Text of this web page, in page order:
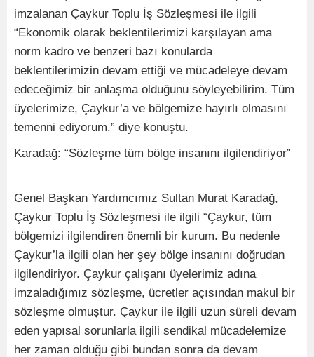
imzalanan Çaykur Toplu İş Sözleşmesi ile ilgili
“Ekonomik olarak beklentilerimizi karşılayan ama
norm kadro ve benzeri bazı konularda
beklentilerimizin devam ettiği ve mücadeleye devam
edeceğimiz bir anlaşma olduğunu söyleyebilirim. Tüm
üyelerimize, Çaykur’a ve bölgemize hayırlı olmasını
temenni ediyorum.” diye konuştu.
Karadağ: “Sözleşme tüm bölge insanını ilgilendiriyor”
Genel Başkan Yardımcımız Sultan Murat Karadağ,
Çaykur Toplu İş Sözleşmesi ile ilgili “Çaykur, tüm
bölgemizi ilgilendiren önemli bir kurum. Bu nedenle
Çaykur’la ilgili olan her şey bölge insanını doğrudan
ilgilendiriyor. Çaykur çalışanı üyelerimiz adına
imzaladığımız sözleşme, ücretler açısından makul bir
sözleşme olmuştur. Çaykur ile ilgili uzun süreli devam
eden yapısal sorunlarla ilgili sendikal mücadelemize
her zaman olduğu gibi bundan sonra da devam